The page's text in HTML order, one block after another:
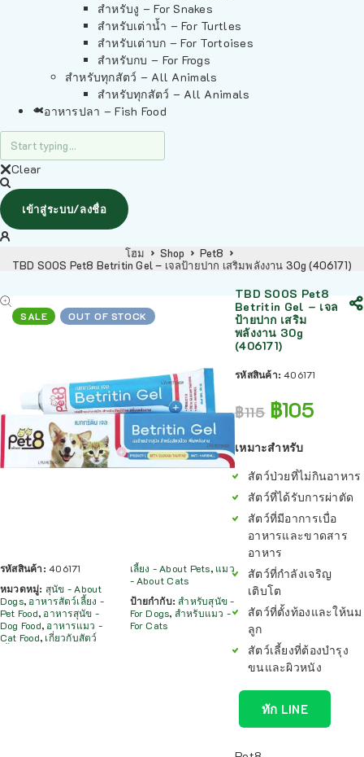
สำหรับงู – For Snakes
สำหรับเต่าน้ำ – For Turtles
สำหรับเต่าบก – For Tortoises
สำหรับกบ – For Frogs
สำหรับทุกสัตว์ – All Animals
สำหรับทุกสัตว์ – All Animals
อาหารปลา – Fish Food
Clear
เข้าสู่ระบบ/ลงชื่อ
โฮม Shop
Pet8
TBD SOOS Pet8 Betritin Gel – เจลป้ายปาก เสริมพลังงาน 30g (406171)
SALE OUT OF STOCK
รหัสสินค้า:406171
หมวดหมู่: สุนัข - About
Dogs, อาหารสัตว์เลี้ยง -
Pet Food, อาหารสุนัข -
Dog Food, อาหารแมว -
Cat Food, เกี่ยวกับสัตว์
เลี้ยง - About Pets, แมว
- About Cats
ป้ายกำกับ:สำหรับสุนัข -
For Dogs, สำหรับแมว -
For Cats
TBD SOOS Pet8
Betritin Gel – เจล
ป้ายปาก เสริม
พลังงาน 30g
(406171)
รหัสสินค้า:406171
฿115 ฿105
เหมาะสำหรับ
สัตว์ป่วยที่ไม่กินอาหาร
สัตว์ที่ได้รับการผ่าตัด
สัตว์ที่มีอาการเบื่อ
อาหารและขาดสาร
อาหาร
สัตว์ที่กำลังเจริญ
เติบโต
สัตว์ที่ตั้งท้องและให้นม
ลูก
สัตว์เลี้ยงที่ต้องบำรุง
ขนและผิวหนัง
ทัก LINE